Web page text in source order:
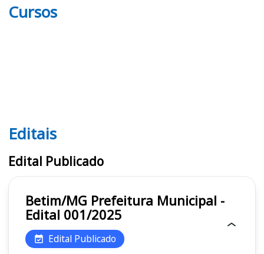
Cursos
Editais
Editais
Edital Publicado
Betim/MG Prefeitura Municipal -
Edital 001/2025
Edital Publicado